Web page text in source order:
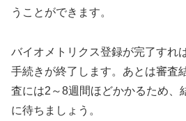
うことができます。
バイオメトリクス登録が完了すれ
手続きが終了します。あとは審査
査には2～8週間ほどかかるため、
に待ちましょう。